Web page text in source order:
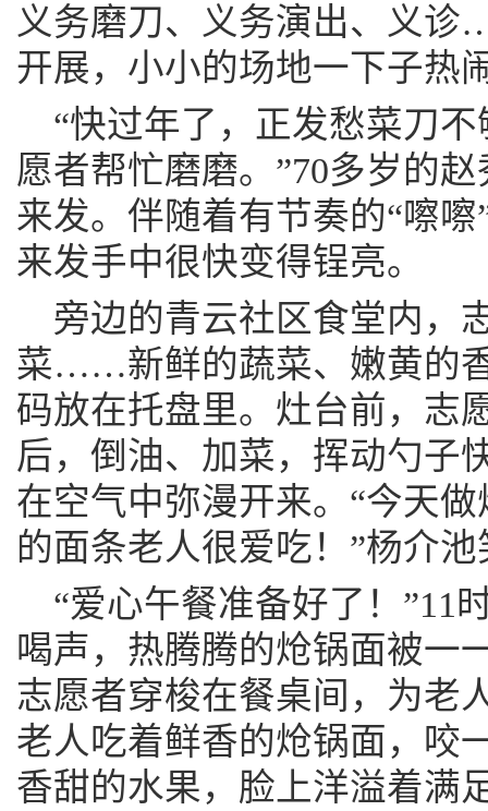
义务磨刀、义务演出、义
开展，小小的场地一下子热
“快过年了，正发愁菜刀
愿者帮忙磨磨。”70多岁的
来发。伴随着有节奏的“嚓
来发手中很快变得锃亮。
旁边的青云社区食堂内，
菜……新鲜的蔬菜、嫩黄的
码放在托盘里。灶台前，志
后，倒油、加菜，挥动勺子
在空气中弥漫开来。“今天
的面条老人很爱吃！”杨介
“爱心午餐准备好了！”11
喝声，热腾腾的炝锅面被一
志愿者穿梭在餐桌间，为老
老人吃着鲜香的炝锅面，咬
香甜的水果，脸上洋溢着满